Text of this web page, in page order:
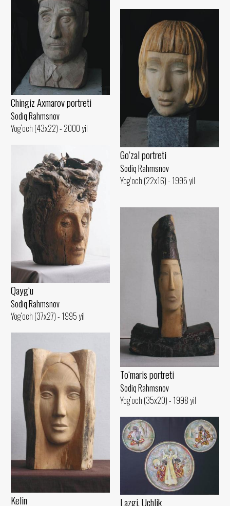
Chingiz Axmarov portreti
Sodiq Rahmsnov
Yog‘och (43x22) - 2000 yil
Go‘zal portreti
Sodiq Rahmsnov
Yog‘och (22x16) - 1995 yil
Qayg‘u
Sodiq Rahmsnov
Yog‘och (37x27) - 1995 yil
To‘maris portreti
Sodiq Rahmsnov
Yog‘och (35x20) - 1998 yil
Kelin Lazgi. Uchlik